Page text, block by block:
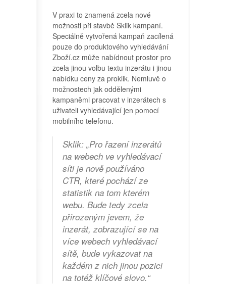
V praxi to znamená zcela nové
možnosti při stavbě Sklik kampaní.
Speciálně vytvořená kampaň zacílená
pouze do produktového vyhledávání
Zboží.cz může nabídnout prostor pro
zcela jinou volbu textu inzerátu i jinou
nabídku ceny za proklik. Nemluvě o
možnostech jak oddělenými
kampaněmi pracovat v inzerátech s
uživateli vyhledávající jen pomocí
mobilního telefonu.
Sklik: „Pro řazení inzerátů
na webech ve vyhledávací
síti je nově používáno
CTR, které pochází ze
statistik na tom kterém
webu. Bude tedy zcela
přirozeným jevem, že
inzerát, zobrazující se na
více webech vyhledávací
sítě, bude vykazovat na
každém z nich jinou pozici
na totéž klíčové slovo.“